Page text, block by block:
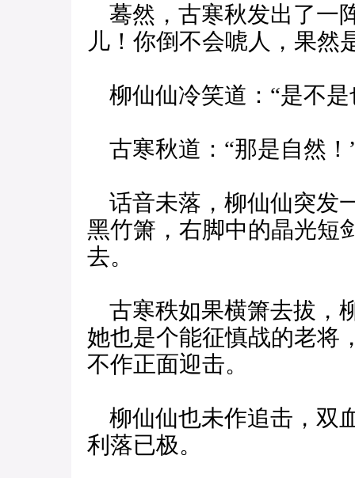
蓦然，古寒秋发出了一
儿！你倒不会唬人，果然
柳仙仙冷笑道：“是不是
古寒秋道：“那是自然！
话音未落，柳仙仙突发
黑竹箫，右脚中的晶光短
去。
古寒秩如果横箫去拔，
她也是个能征慎战的老将
不作正面迎击。
柳仙仙也未作追击，双
利落已极。